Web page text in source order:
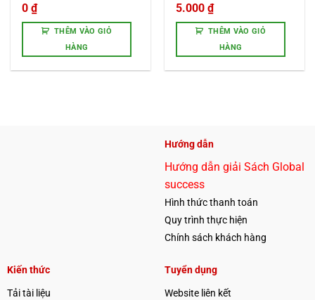
0₫
THÊM VÀO GIỎ
HÀNG
5.000₫
THÊM VÀO GIỎ
HÀNG
Hướng dẫn
Hướng dẫn giải Sách Global
success
Hình thức thanh toán
Quy trình thực hiện
Chính sách khách hàng
Kiến thức
Tải tài liệu
Tuyển dụng
Website liên kết